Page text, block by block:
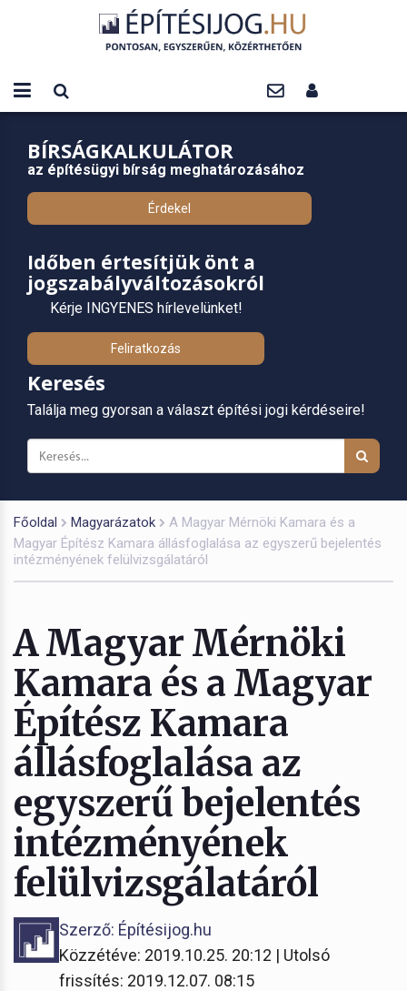
BÍRSÁGKALKULÁTOR
az építésügyi bírság meghatározásához
Érdekel
Időben értesítjük önt a
jogszabályváltozásokról
Kérje INGYENES hírlevelünket!
Feliratkozás
Keresés
Találja meg gyorsan a választ építési jogi kérdéseire!
Főoldal Magyarázatok
A Magyar Mérnöki Kamara és a
Magyar Építész Kamara állásfoglalása az egyszerű bejelentés
intézményének felülvizsgálatáról
A Magyar Mérnöki
Kamara és a Magyar
Építész Kamara
állásfoglalása az
egyszerű bejelentés
intézményének
felülvizsgálatáról
Szerző: Építésijog.hu
Közzétéve: 2019.10.25. 20:12 | Utolsó
frissítés: 2019.12.07. 08:15